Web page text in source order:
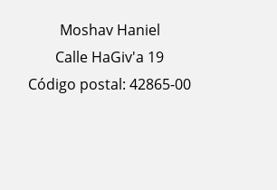
Moshav Haniel
Calle HaGiv'a 19
Código postal: 42865-00